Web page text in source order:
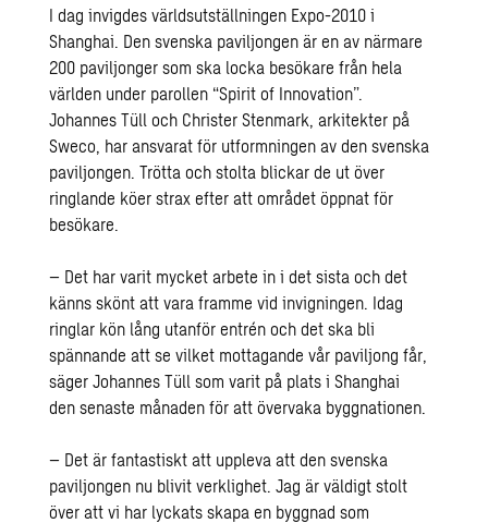
I dag invigdes världsutställningen Expo-2010 i
Shanghai. Den svenska paviljongen är en av närmare
200 paviljonger som ska locka besökare från hela
världen under parollen “Spirit of Innovation”.
Johannes Tüll och Christer Stenmark, arkitekter på
Sweco, har ansvarat för utformningen av den svenska
paviljongen. Trötta och stolta blickar de ut över
ringlande köer strax efter att området öppnat för
besökare.
– Det har varit mycket arbete in i det sista och det
känns skönt att vara framme vid invigningen. Idag
ringlar kön lång utanför entrén och det ska bli
spännande att se vilket mottagande vår paviljong får,
säger Johannes Tüll som varit på plats i Shanghai
den senaste månaden för att övervaka byggnationen.
– Det är fantastiskt att uppleva att den svenska
paviljongen nu blivit verklighet. Jag är väldigt stolt
över att vi har lyckats skapa en byggnad som